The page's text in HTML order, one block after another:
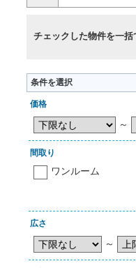
チェックした物件を一括
条件を選択
価格
～
間取り
ワンルーム
広さ
～